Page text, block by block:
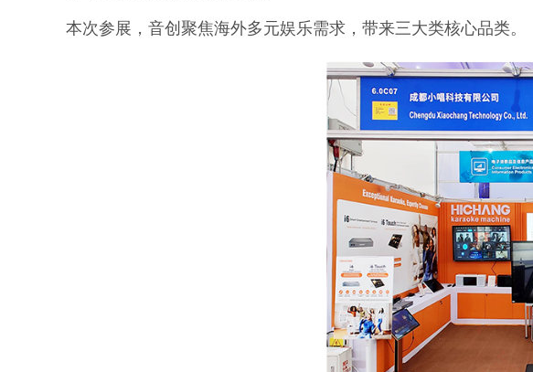
本次参展，音创聚焦海外多元娱乐需求，带来三大类核心品类。